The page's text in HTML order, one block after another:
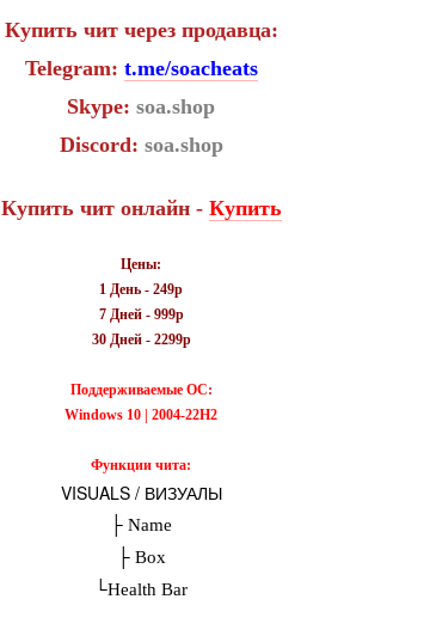
Купить чит через продавца:
Telegram: t.me/soacheats
Skype: soa.shop
Discord: soa.shop
Купить чит онлайн - Купить
Цены:
1 День - 249р
7 Дней - 999р
30 Дней - 2299р
Поддерживаемые ОС:
Windows 10 | 2004-22H2
Функции чита:
VISUALS / ВИЗУАЛЫ
├ Name
├ Box
└Health Bar